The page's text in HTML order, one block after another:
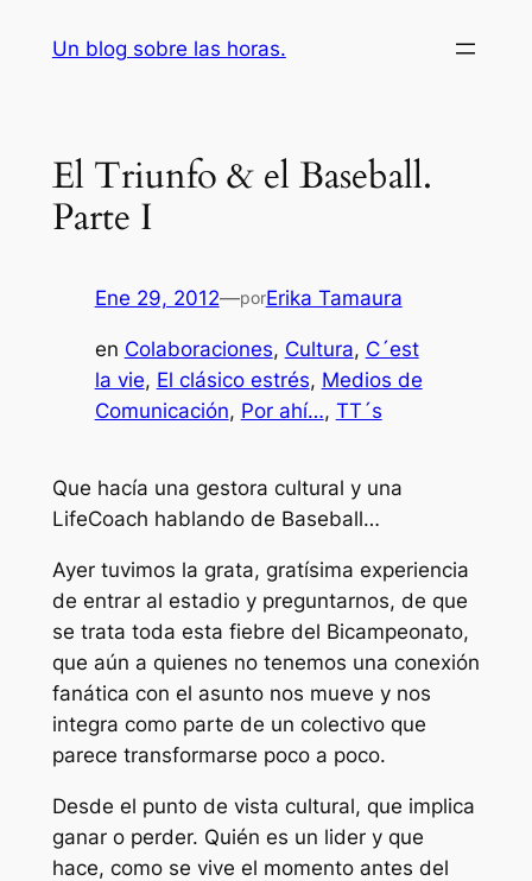
Un blog sobre las horas.
El Triunfo & el Baseball.
Parte I
Ene 29, 2012—porErika Tamaura
en Colaboraciones, Cultura, C´est
la vie, El clásico estrés, Medios de
Comunicación, Por ahí…, TT´s
Que hacía una gestora cultural y una
LifeCoach hablando de Baseball…
Ayer tuvimos la grata, gratísima experiencia
de entrar al estadio y preguntarnos, de que
se trata toda esta fiebre del Bicampeonato,
que aún a quienes no tenemos una conexión
fanática con el asunto nos mueve y nos
integra como parte de un colectivo que
parece transformarse poco a poco.
Desde el punto de vista cultural, que implica
ganar o perder. Quién es un lider y que
hace, como se vive el momento antes del